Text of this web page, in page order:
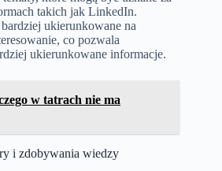
takich jak LinkedIn.
ukierunkowane na
co pozwala
ukierunkowane informacje.
w tatrach nie ma
i zdobywania wiedzy